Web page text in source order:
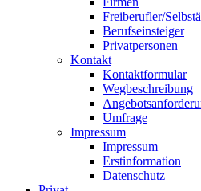
Freiberufler/
Berufseinsteiger
Privatpersonen
Kontakt
Kontaktformular
Wegbeschreibung
Umfrage
Impressum
Impressum
Erstinformation
Datenschutz